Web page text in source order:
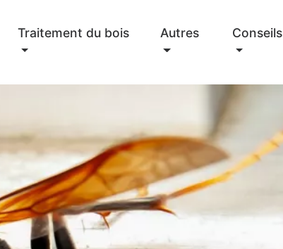
Traitement du bois Autres Conseils